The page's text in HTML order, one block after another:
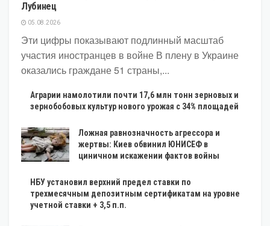
Лубинец
05.08.2026
Эти цифры показывают подлинный масштаб
участия иностранцев в войне В плену в Украине
оказались граждане 51 страны,...
Аграрии намолотили почти 17,6 млн тонн зерновых и
зернобобовых культур нового урожая с 34% площадей
Ложная равнозначность агрессора и
жертвы: Киев обвинил ЮНИСЕФ в
циничном искажении фактов войны
НБУ установил верхний предел ставки по
трехмесячным депозитным сертификатам на уровне
учетной ставки + 3,5 п.п.